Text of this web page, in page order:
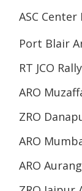
ASC
Port Blair
RT JCO
ARO
ZRO
ARO
ARO